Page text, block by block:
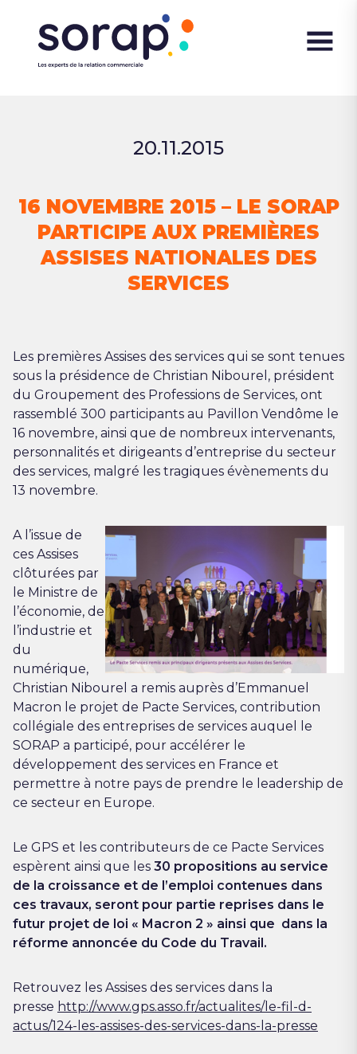
20.11.2015
16 NOVEMBRE 2015 – LE SORAP
PARTICIPE AUX PREMIÈRES
ASSISES NATIONALES DES
SERVICES
Les premières Assises des services qui se sont tenues
sous la présidence de Christian Nibourel, président
du Groupement des Professions de Services, ont
rassemblé 300 participants au Pavillon Vendôme le
16 novembre, ainsi que de nombreux intervenants,
personnalités et dirigeants d’entreprise du secteur
des services, malgré les tragiques évènements du
13 novembre.
A l’issue de
ces Assises
clôturées par
le Ministre de
l’économie, de
l’industrie et
du
numérique,
Christian Nibourel a remis auprès d’Emmanuel
Macron le projet de Pacte Services, contribution
collégiale des entreprises de services auquel le
SORAP a participé, pour accélérer le
développement des services en France et
permettre à notre pays de prendre le leadership de
ce secteur en Europe.
Le GPS et les contributeurs de ce Pacte Services
espèrent ainsi que les 30 propositions au service
de la croissance et de l’emploi contenues dans
ces travaux, seront pour partie reprises dans le
futur projet de loi « Macron 2 » ainsi que dans la
réforme annoncée du Code du Travail.
Retrouvez les Assises des services dans la
presse http://www.gps.asso.fr/actualites/le-fil-d-
actus/124-les-assises-des-services-dans-la-presse